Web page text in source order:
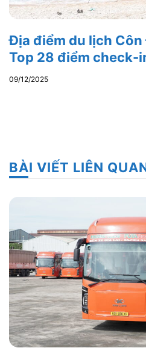
Địa điểm du lịch Côn
Top 28 điểm check-
09/12/2025
BÀI VIẾT LIÊN